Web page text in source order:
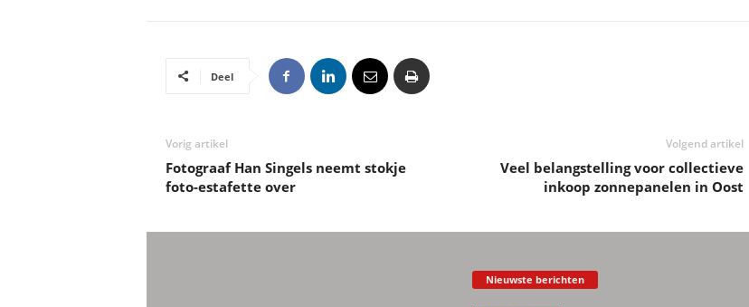
Deel
Vorig artikel
Fotograaf Han Singels neemt stokje
foto-estafette over
Volgend artikel
Veel belangstelling voor collectieve
inkoop zonnepanelen in Oost
Nieuwste berichten